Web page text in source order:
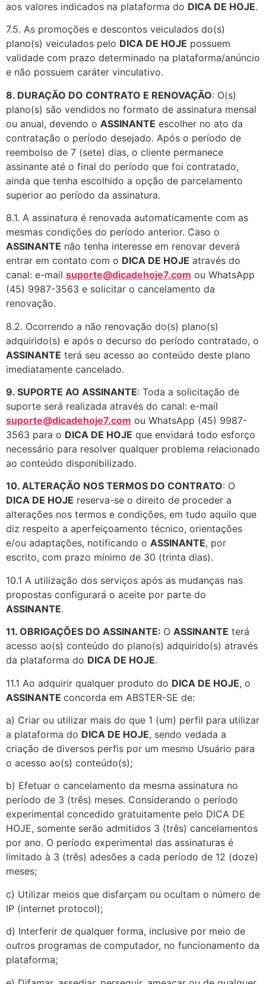
aos valores indicados na plataforma do DICA DE HOJE.
7.5. As promoções e descontos veiculados do(s)
plano(s) veiculados pelo DICA DE HOJE possuem
validade com prazo determinado na plataforma/anúncio
e não possuem caráter vinculativo.
8. DURAÇÃO DO CONTRATO E RENOVAÇÃO: O(s)
plano(s) são vendidos no formato de assinatura mensal
ou anual, devendo o ASSINANTE escolher no ato da
contratação o período desejado. Após o período de
reembolso de 7 (sete) dias, o cliente permanece
assinante até o final do período que foi contratado,
ainda que tenha escolhido a opção de parcelamento
superior ao período da assinatura.
8.1. A assinatura é renovada automaticamente com as
mesmas condições do período anterior. Caso o
ASSINANTE não tenha interesse em renovar deverá
entrar em contato com o DICA DE HOJE através do
canal: e-mail suporte@dicadehoje7.com ou WhatsApp
(45) 9987-3563 e solicitar o cancelamento da
renovação.
8.2. Ocorrendo a não renovação do(s) plano(s)
adquirido(s) e após o decurso do período contratado, o
ASSINANTE terá seu acesso ao conteúdo deste plano
imediatamente cancelado.
9. SUPORTE AO ASSINANTE: Toda a solicitação de
suporte será realizada através do canal: e-mail
suporte@dicadehoje7.com ou WhatsApp (45) 9987-
3563 para o DICA DE HOJE que envidará todo esforço
necessário para resolver qualquer problema relacionado
ao conteúdo disponibilizado.
10. ALTERAÇÃO NOS TERMOS DO CONTRATO: O
DICA DE HOJE reserva-se o direito de proceder a
alterações nos termos e condições, em tudo aquilo que
diz respeito a aperfeiçoamento técnico, orientações
e/ou adaptações, notificando o ASSINANTE, por
escrito, com prazo mínimo de 30 (trinta dias).
10.1 A utilização dos serviços após as mudanças nas
propostas configurará o aceite por parte do
ASSINANTE.
11. OBRIGAÇÕES DO ASSINANTE: O ASSINANTE terá
acesso ao(s) conteúdo do plano(s) adquirido(s) através
da plataforma do DICA DE HOJE.
11.1 Ao adquirir qualquer produto do DICA DE HOJE, o
ASSINANTE concorda em ABSTER-SE de:
a) Criar ou utilizar mais do que 1 (um) perfil para utilizar
a plataforma do DICA DE HOJE, sendo vedada a
criação de diversos perfis por um mesmo Usuário para
o acesso ao(s) conteúdo(s);
b) Efetuar o cancelamento da mesma assinatura no
período de 3 (três) meses. Considerando o período
experimental concedido gratuitamente pelo DICA DE
HOJE, somente serão admitidos 3 (três) cancelamentos
por ano. O período experimental das assinaturas é
limitado à 3 (três) adesões a cada período de 12 (doze)
meses;
c) Utilizar meios que disfarçam ou ocultam o número de
IP (internet protocol);
d) Interferir de qualquer forma, inclusive por meio de
outros programas de computador, no funcionamento da
plataforma;